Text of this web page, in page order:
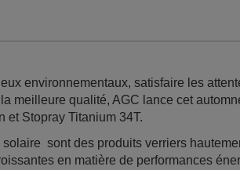
environnementaux, satisfaire les
meilleure qualité, AGC lance cet
et Stopray Titanium 34T.
solaire sont des produits verriers
en matière de performances